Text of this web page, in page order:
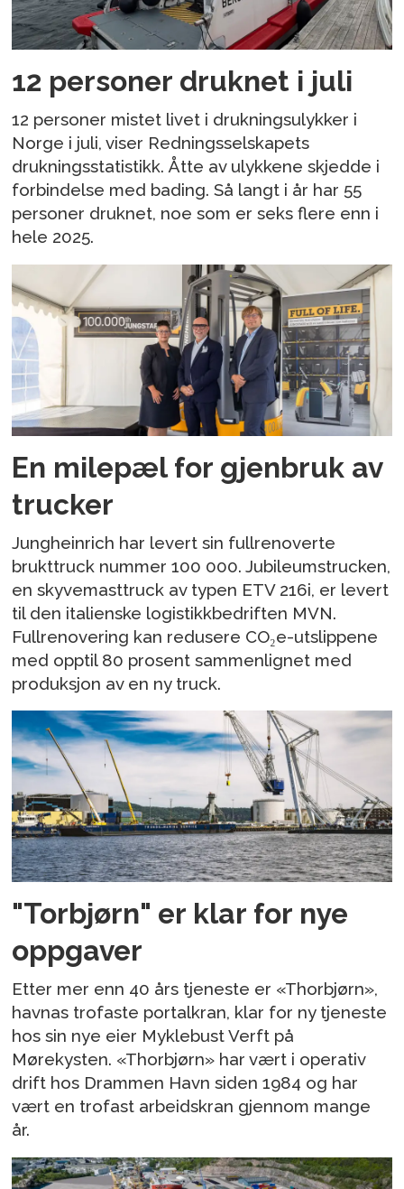
12 personer druknet i juli
12 personer mistet livet i drukningsulykker i
Norge i juli, viser Redningsselskapets
drukningsstatistikk. Åtte av ulykkene skjedde i
forbindelse med bading. Så langt i år har 55
personer druknet, noe som er seks flere enn i
hele 2025.
En milepæl for gjenbruk av
trucker
Jungheinrich har levert sin fullrenoverte
brukttruck nummer 100 000. Jubileumstrucken,
en skyvemasttruck av typen ETV 216i, er levert
til den italienske logistikkbedriften MVN.
Fullrenovering kan redusere CO₂e-utslippene
med opptil 80 prosent sammenlignet med
produksjon av en ny truck.
"Torbjørn" er klar for nye
oppgaver
Etter mer enn 40 års tjeneste er «Thorbjørn»,
havnas trofaste portalkran, klar for ny tjeneste
hos sin nye eier Myklebust Verft på
Mørekysten. «Thorbjørn» har vært i operativ
drift hos Drammen Havn siden 1984 og har
vært en trofast arbeidskran gjennom mange
år.